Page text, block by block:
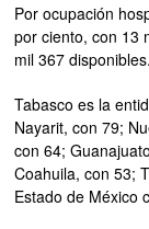
Por ocupación
por ciento, con 13
mil 367 disponibles.
Tabasco es la
Nayarit, con 79;
con 64;
Coahuila, con 53;
Estado de México